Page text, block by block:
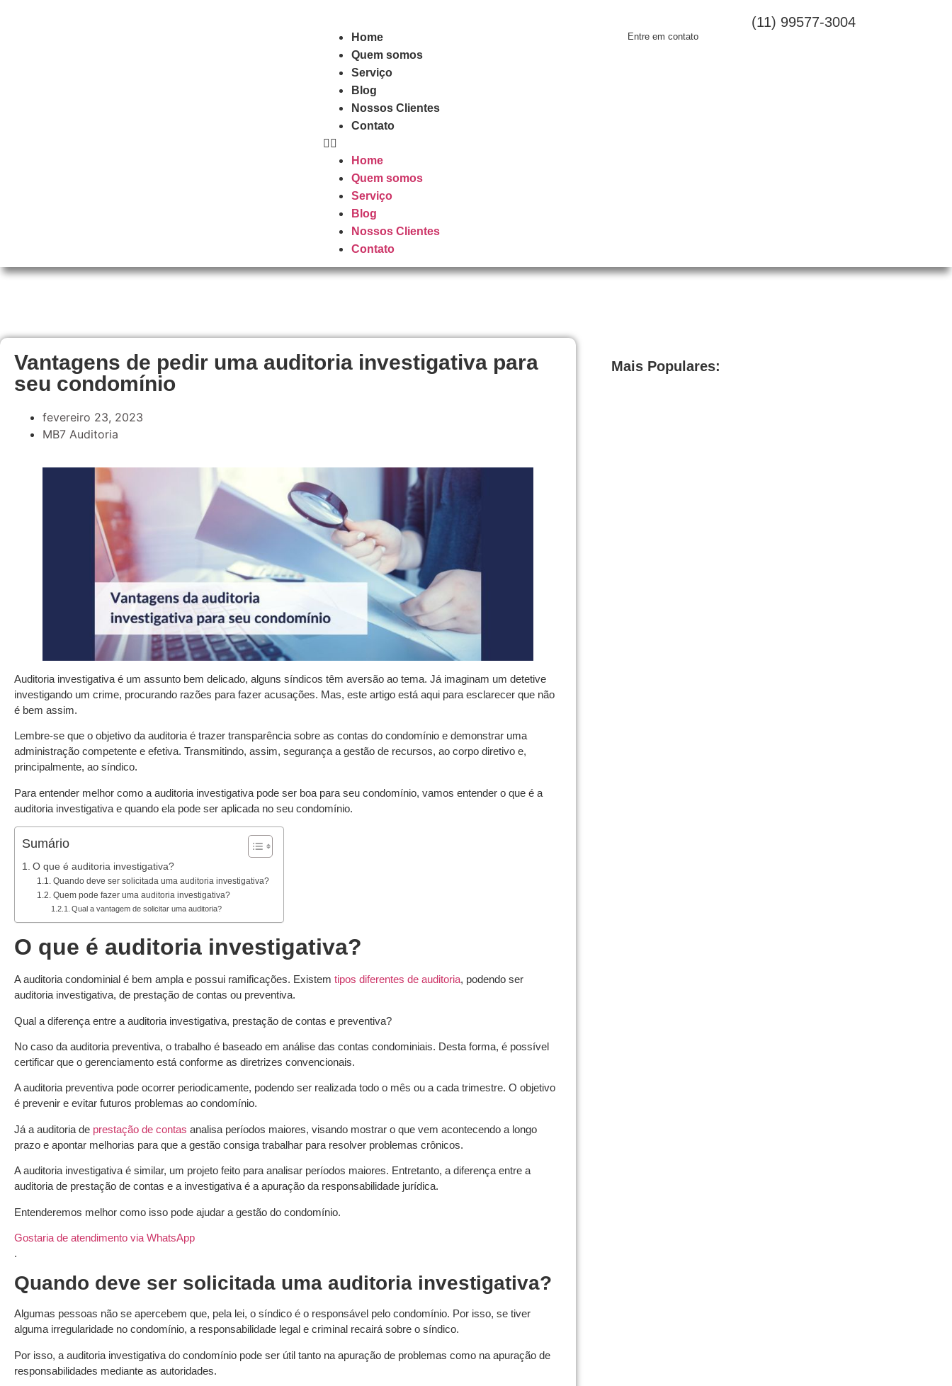
Entre em contato
(11) 99577-3004
Home
Quem somos
Serviço
Blog
Nossos Clientes
Contato
Home
Quem somos
Serviço
Blog
Nossos Clientes
Contato
Vantagens de pedir uma auditoria investigativa para
seu condomínio
fevereiro 23, 2023
MB7 Auditoria
Auditoria investigativa é um assunto bem delicado, alguns síndicos têm aversão ao tema. Já imaginam um detetive
investigando um crime, procurando razões para fazer acusações. Mas, este artigo está aqui para esclarecer que não
é bem assim.
Lembre-se que o objetivo da auditoria é trazer transparência sobre as contas do condomínio e demonstrar uma
administração competente e efetiva. Transmitindo, assim, segurança a gestão de recursos, ao corpo diretivo e,
principalmente, ao síndico.
Para entender melhor como a auditoria investigativa pode ser boa para seu condomínio, vamos entender o que é a
auditoria investigativa e quando ela pode ser aplicada no seu condomínio.
Sumário
O que é auditoria investigativa?
Quando deve ser solicitada uma auditoria investigativa?
Quem pode fazer uma auditoria investigativa?
Qual a vantagem de solicitar uma auditoria?
O que é auditoria investigativa?
A auditoria condominial é bem ampla e possui ramificações. Existem tipos diferentes de auditoria, podendo ser
auditoria investigativa, de prestação de contas ou preventiva.
Qual a diferença entre a auditoria investigativa, prestação de contas e preventiva?
No caso da auditoria preventiva, o trabalho é baseado em análise das contas condominiais. Desta forma, é possível
certificar que o gerenciamento está conforme as diretrizes convencionais.
A auditoria preventiva pode ocorrer periodicamente, podendo ser realizada todo o mês ou a cada trimestre. O objetivo
é prevenir e evitar futuros problemas ao condomínio.
Já a auditoria de prestação de contas analisa períodos maiores, visando mostrar o que vem acontecendo a longo
prazo e apontar melhorias para que a gestão consiga trabalhar para resolver problemas crônicos.
A auditoria investigativa é similar, um projeto feito para analisar períodos maiores. Entretanto, a diferença entre a
auditoria de prestação de contas e a investigativa é a apuração da responsabilidade jurídica.
Entenderemos melhor como isso pode ajudar a gestão do condomínio.
Gostaria de atendimento via WhatsApp
.
Quando deve ser solicitada uma auditoria investigativa?
Algumas pessoas não se apercebem que, pela lei, o síndico é o responsável pelo condomínio. Por isso, se tiver
alguma irregularidade no condomínio, a responsabilidade legal e criminal recairá sobre o síndico.
Por isso, a auditoria investigativa do condomínio pode ser útil tanto na apuração de problemas como na apuração de
responsabilidades mediante as autoridades.
Mais Populares: